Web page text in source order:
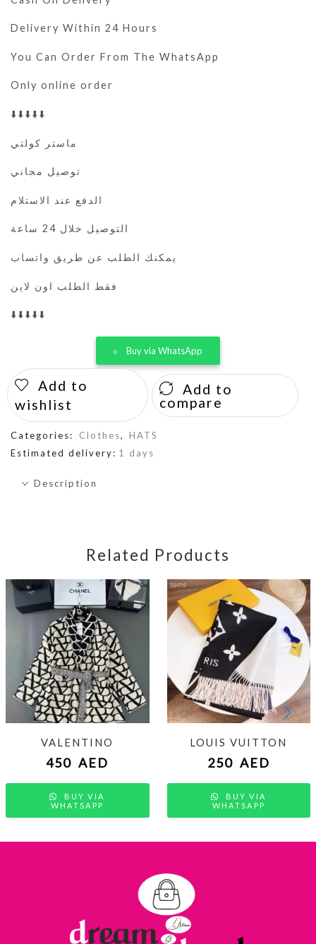
Delivery Within 24 Hours
You Can Order From The WhatsApp
Only online order
⬇️⬇️⬇️⬇️⬇️
ماستر كولتي
توصيل مجاني
الدفع عند الاستلام
التوصيل خلال 24 ساعة
يمكنك الطلب عن طريق واتساب
فقط الطلب اون لاين
⬇️⬇️⬇️⬇️⬇️
Buy via WhatsApp
Add to
wishlist
Add to
compare
Categories: Clothes,
HATS
Estimated delivery: 1 days
Description
Related Products
VALENTINO
450 AED
BUY VIA
WHATSAPP
LOUIS VUITTON
250 AED
BUY VIA
WHATSAPP